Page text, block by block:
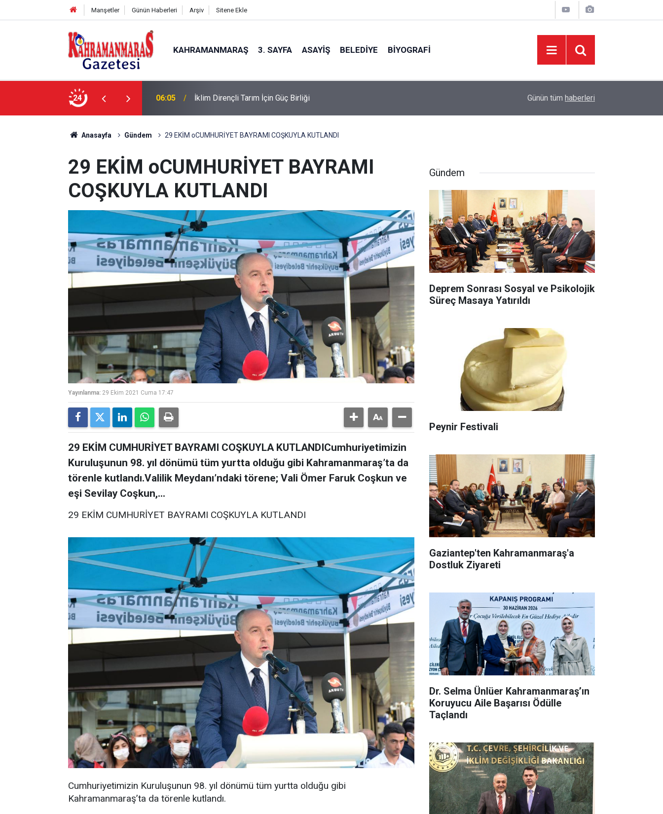
Manşetler Günün Haberleri Arşiv Sitene Ekle
KAHRAMANMARAŞ 3. SAYFA ASAYIŞ BELEDIYE BIYOGRAFI
24
ve Nostalji Bir Aradaydı 06:05 İklim Dirençli Tarım İçin Güç Birliği “Tour Of Kahramanmaraş” Uluslararası Yol
Günün tüm haberleri
Anasayfa Gündem 29 EKİM oCUMHURİYET BAYRAMI COŞKUYLA KUTLANDI
29 EKİM oCUMHURİYET BAYRAMI
COŞKUYLA KUTLANDI
Yayınlanma: 29 Ekim 2021 Cuma 17:47
29 EKİM CUMHURİYET BAYRAMI COŞKUYLA KUTLANDICumhuriyetimizin
Kuruluşunun 98. yıl dönümü tüm yurtta olduğu gibi Kahramanmaraş’ta da
törenle kutlandı.Valilik Meydanı’ndaki törene; Vali Ömer Faruk Coşkun ve
eşi Sevilay Coşkun,...
29 EKİM CUMHURİYET BAYRAMI COŞKUYLA KUTLANDI
Cumhuriyetimizin Kuruluşunun 98. yıl dönümü tüm yurtta olduğu gibi
Kahramanmaraş’ta da törenle kutlandı.
Gündem
Deprem Sonrası Sosyal ve Psikolojik
Süreç Masaya Yatırıldı
Peynir Festivali
Gaziantep'ten Kahramanmaraş'a
Dostluk Ziyareti
Dr. Selma Ünlüer Kahramanmaraş’ın
Koruyucu Aile Başarısı Ödülle
Taçlandı